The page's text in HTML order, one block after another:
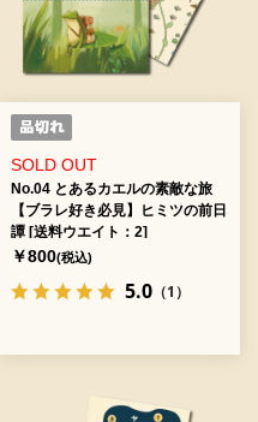
SOLD OUT
No.04 とあるカエルの素敵な旅
【ブラレ好き必見】ヒミツの前日
譚 [送料ウエイト：2]
￥800(税込)
5.0（1）